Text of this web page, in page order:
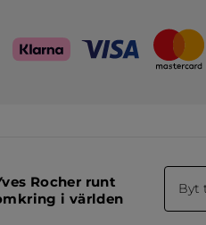
Rocher runt
i världen
Byt